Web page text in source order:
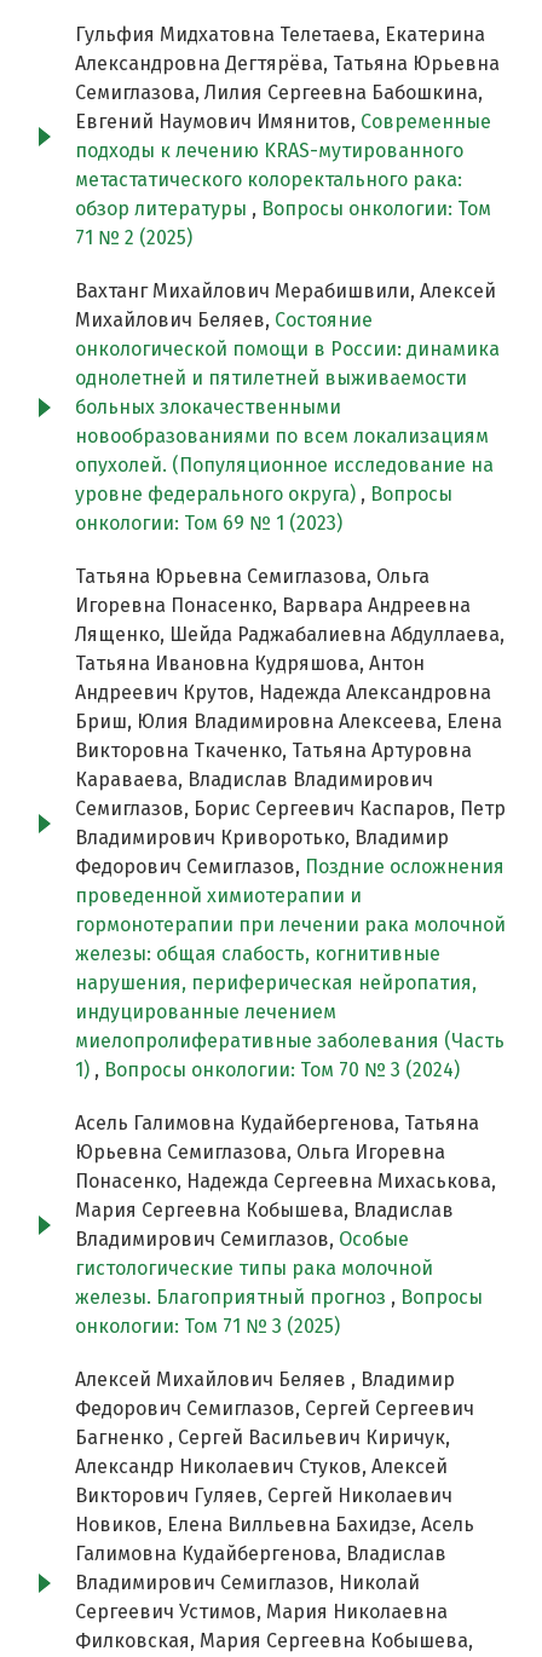
Гульфия Мидхатовна Телетаева, Екатерина
Александровна Дегтярёва, Татьяна Юрьевна
Семиглазова, Лилия Сергеевна Бабошкина,
Евгений Наумович Имянитов, Современные
подходы к лечению KRAS-мутированного
метастатического колоректального рака:
обзор литературы , Вопросы онкологии: Том
71 № 2 (2025)
Вахтанг Михайлович Мерабишвили, Алексей
Михайлович Беляев, Состояние
онкологической помощи в России: динамика
однолетней и пятилетней выживаемости
больных злокачественными
новообразованиями по всем локализациям
опухолей. (Популяционное исследование на
уровне федерального округа) , Вопросы
онкологии: Том 69 № 1 (2023)
Татьяна Юрьевна Семиглазова, Ольга
Игоревна Понасенко, Варвара Андреевна
Лященко, Шейда Раджабалиевна Абдуллаева,
Татьяна Ивановна Кудряшова, Антон
Андреевич Крутов, Надежда Александровна
Бриш, Юлия Владимировна Алексеева, Елена
Викторовна Ткаченко, Татьяна Артуровна
Караваева, Владислав Владимирович
Семиглазов, Борис Сергеевич Каспаров, Петр
Владимирович Криворотько, Владимир
Федорович Семиглазов, Поздние осложнения
проведенной химиотерапии и
гормонотерапии при лечении рака молочной
железы: общая слабость, когнитивные
нарушения, периферическая нейропатия,
индуцированные лечением
миелопролиферативные заболевания (Часть
1) , Вопросы онкологии: Том 70 № 3 (2024)
Асель Галимовна Кудайбергенова, Татьяна
Юрьевна Семиглазова, Ольга Игоревна
Понасенко, Надежда Сергеевна Михаськова,
Мария Сергеевна Кобышева, Владислав
Владимирович Семиглазов, Особые
гистологические типы рака молочной
железы. Благоприятный прогноз , Вопросы
онкологии: Том 71 № 3 (2025)
Алексей Михайлович Беляев , Владимир
Федорович Семиглазов, Сергей Сергеевич
Багненко , Сергей Васильевич Киричук,
Александр Николаевич Стуков, Алексей
Викторович Гуляев, Сергей Николаевич
Новиков, Елена Вилльевна Бахидзе, Асель
Галимовна Кудайбергенова, Владислав
Владимирович Семиглазов, Николай
Сергеевич Устимов, Мария Николаевна
Филковская, Мария Сергеевна Кобышева,